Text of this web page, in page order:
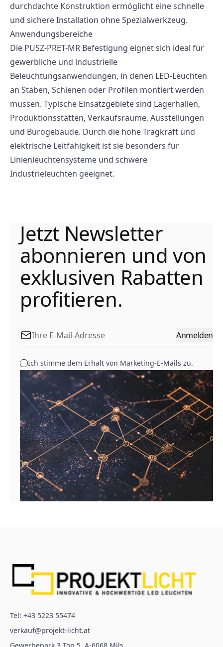
durchdachte Konstruktion ermöglicht eine schnelle
und sichere Installation ohne Spezialwerkzeug.
Anwendungsbereiche
Die PUSZ-PRET-MR Befestigung eignet sich ideal für
gewerbliche und industrielle
Beleuchtungsanwendungen, in denen LED-Leuchten
an Stäben, Schienen oder Profilen montiert werden
müssen. Typische Einsatzgebiete sind Lagerhallen,
Produktionsstätten, Verkaufsräume, Ausstellungen
und Bürogebäude. Durch die hohe Tragkraft und
elektrische Leitfähigkeit ist sie besonders für
Linienleuchtensysteme und schwere
Industrieleuchten geeignet.
Jetzt Newsletter
abonnieren und von
exklusiven Rabatten
profitieren.
Anmelden
Ich stimme dem Erhalt von Marketing-E-Mails zu.
Tel: +43 5223 55474
verkauf@projekt-licht.at